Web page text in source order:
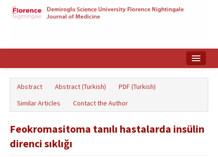
Türkçe
Abstract Abstract (Turkish)
PDF (Turkish)
Similar Articles
Contact the Author
Feokromasitoma tanılı hastalarda insülin
direnci sıklığı